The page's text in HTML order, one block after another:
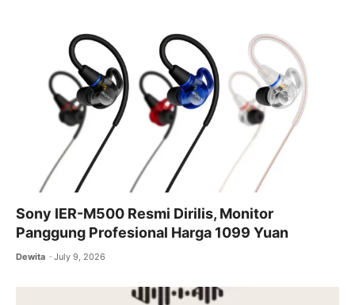
o
k
p
Sony IER-M500 Resmi Dirilis, Monitor
Panggung Profesional Harga 1099 Yuan
Dewita July 9, 2026